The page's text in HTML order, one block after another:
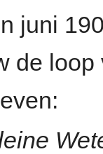
juni
de